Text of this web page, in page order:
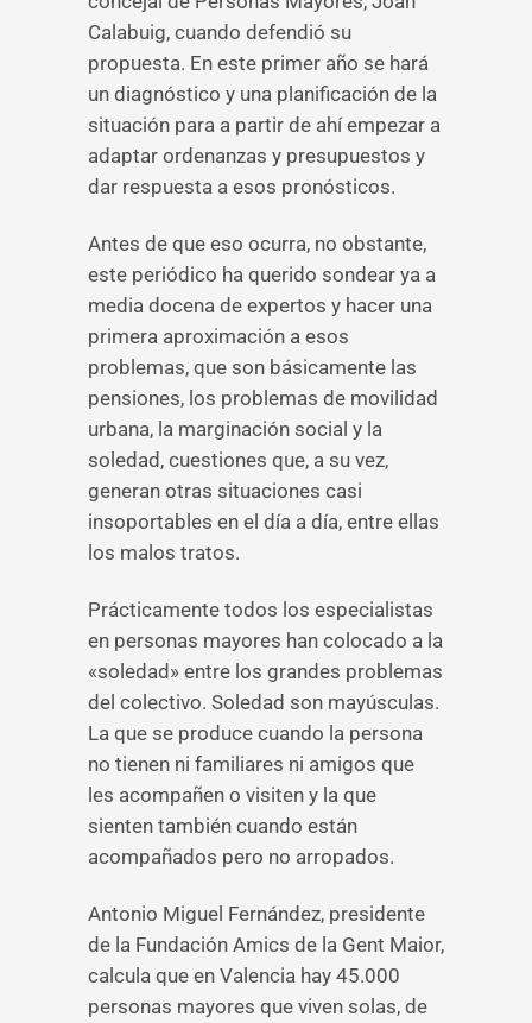
Calabuig, cuando defendió su
propuesta. En este primer año se hará
un diagnóstico y una planificación de la
situación para a partir de ahí empezar a
adaptar ordenanzas y presupuestos y
dar respuesta a esos pronósticos.
Antes de que eso ocurra, no obstante,
este periódico ha querido sondear ya a
media docena de expertos y hacer una
primera aproximación a esos
problemas, que son básicamente las
pensiones, los problemas de movilidad
urbana, la marginación social y la
soledad, cuestiones que, a su vez,
generan otras situaciones casi
insoportables en el día a día, entre ellas
los malos tratos.
Prácticamente todos los especialistas
en personas mayores han colocado a la
«soledad» entre los grandes problemas
del colectivo. Soledad son mayúsculas.
La que se produce cuando la persona
no tienen ni familiares ni amigos que
les acompañen o visiten y la que
sienten también cuando están
acompañados pero no arropados.
Antonio Miguel Fernández, presidente
de la Fundación Amics de la Gent Maior,
calcula que en Valencia hay 45.000
personas mayores que viven solas, de